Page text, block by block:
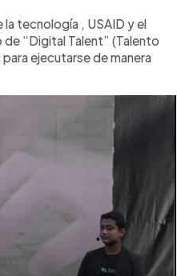
la tecnología , USAID y el
“Digital Talent” (Talento
ejecutarse de manera